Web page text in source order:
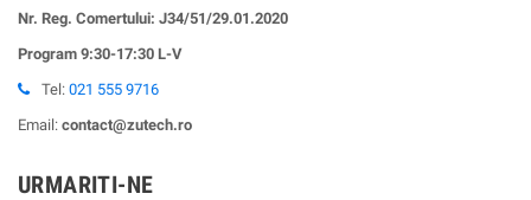
Nr. Reg. Comertului: J34/51/29.01.2020
Program 9:30-17:30 L-V
Tel: 021 555 9716
Email: contact@zutech.ro
URMARITI-NE